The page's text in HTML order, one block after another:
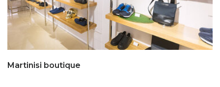
Martinisi boutique